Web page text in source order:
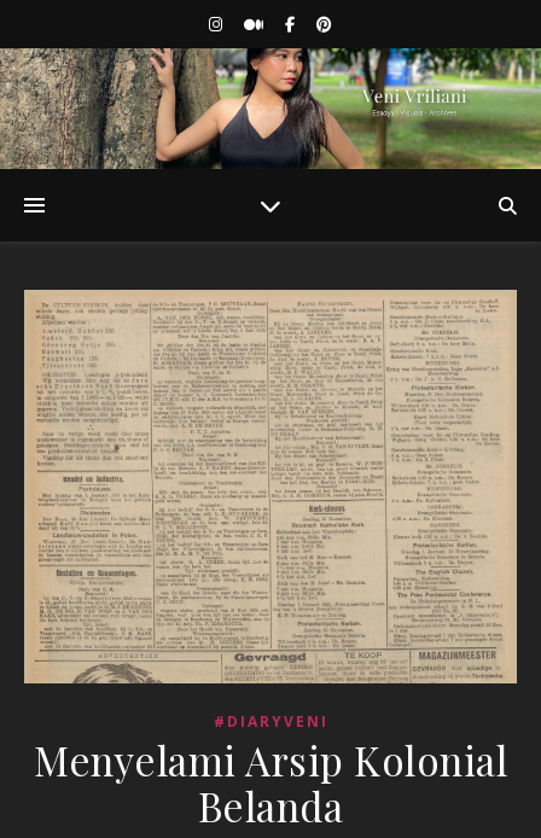
#DIARYVENI
Menyelami Arsip Kolonial
Belanda